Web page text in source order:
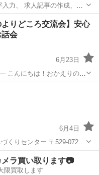
ます。 ・未経験の
じて報 酬アップが見込めま
オンライン
りどころ交流会】安心
話会
6月23日
この会は、「安心して人と
ら立ち上げた交流の場で
6月4日
ップ マルシェ
メラ買い取ります📷
限買取します